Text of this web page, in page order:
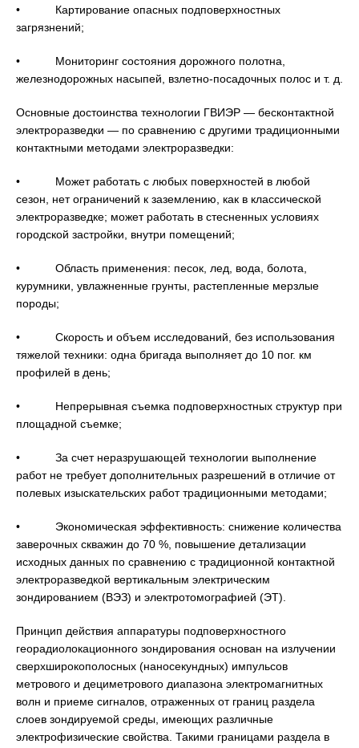
• Картирование опасных подповерхностных
загрязнений;
• Мониторинг состояния дорожного полотна,
железнодорожных насыпей, взлетно-посадочных полос и т. д.
Основные достоинства технологии ГВИЭР — бесконтактной
электроразведки — по сравнению с другими традиционными
контактными методами электроразведки:
• Может работать с любых поверхностей в любой
сезон, нет ограничений к заземлению, как в классической
электроразведке; может работать в стесненных условиях
городской застройки, внутри помещений;
• Область применения: песок, лед, вода, болота,
курумники, увлажненные грунты, растепленные мерзлые
породы;
• Скорость и объем исследований, без использования
тяжелой техники: одна бригада выполняет до 10 пог. км
профилей в день;
• Непрерывная съемка подповерхностных структур при
площадной съемке;
• За счет неразрушающей технологии выполнение
работ не требует дополнительных разрешений в отличие от
полевых изыскательских работ традиционными методами;
• Экономическая эффективность: снижение количества
заверочных скважин до 70 %, повышение детализации
исходных данных по сравнению с традиционной контактной
электроразведкой вертикальным электрическим
зондированием (ВЭЗ) и электротомографией (ЭТ).
Принцип действия аппаратуры подповерхностного
георадиолокационного зондирования основан на излучении
сверхширокополосных (наносекундных) импульсов
метрового и дециметрового диапазона электромагнитных
волн и приеме сигналов, отраженных от границ раздела
слоев зондируемой среды, имеющих различные
электрофизические свойства. Такими границами раздела в